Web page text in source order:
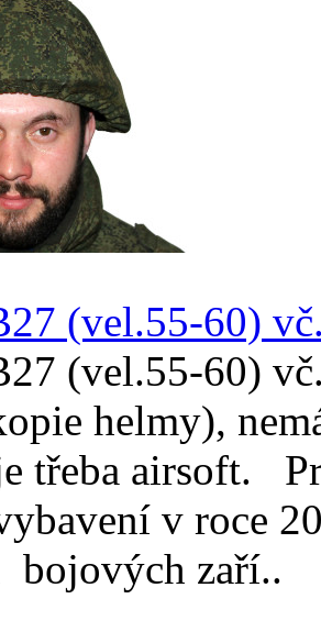
(vel.55-60)
(vel.55-60)
helmy),
třeba airsoft.
v roce
bojových zaří..